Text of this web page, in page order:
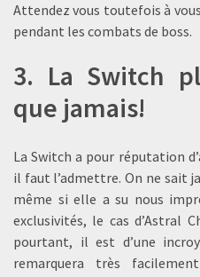
Attendez vous toutefois à
pendant les combats de boss.
3. La Switch
que jamais!
La Switch a pour réputation
il faut l’admettre. On ne sait
même si elle a su nous
exclusivités, le cas d’Astral
pourtant, il est d’une
remarquera très